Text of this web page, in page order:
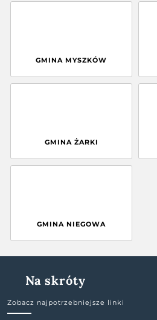
GMINA MYSZKÓW
GMINA ŻARKI
GMINA NIEGOWA
Na skróty
Zobacz najpotrzebniejsze linki